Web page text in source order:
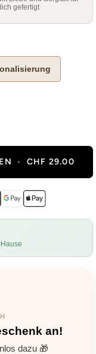
gefertigt
• CHF 29.00
an!
dazu 🎁